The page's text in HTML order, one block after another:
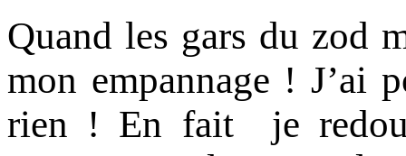
Quand les gars du zod
mon empannage ! J’ai
rien ! En fait je